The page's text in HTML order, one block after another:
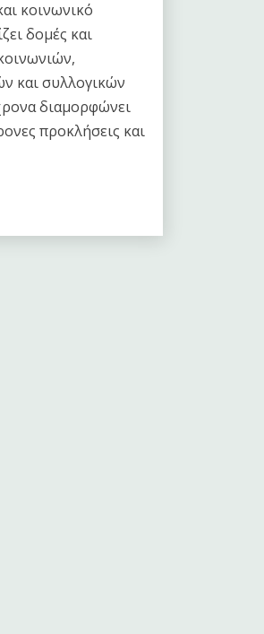
κοινωνικό
δομές και
και συλλογικών
διαμορφώνει
προκλήσεις και